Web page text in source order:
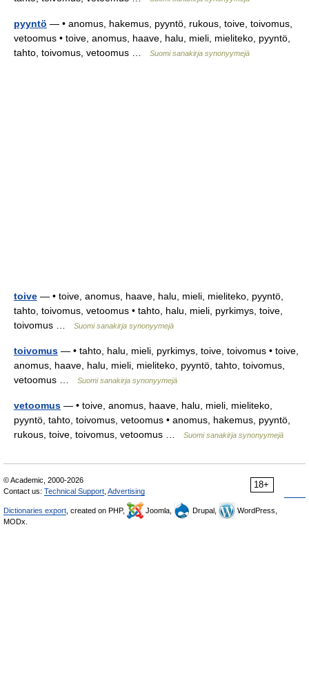
pyyntö — • anomus, hakemus, pyyntö, rukous, toive, toivomus,
vetoomus • toive, anomus, haave, halu, mieli, mieliteko, pyyntö,
tahto, toivomus, vetoomus …
Suomi sanakirja synonyymejä
toive — • toive, anomus, haave, halu, mieli, mieliteko, pyyntö,
tahto, toivomus, vetoomus • tahto, halu, mieli, pyrkimys, toive,
toivomus …
Suomi sanakirja synonyymejä
toivomus — • tahto, halu, mieli, pyrkimys, toive, toivomus • toive,
anomus, haave, halu, mieli, mieliteko, pyyntö, tahto, toivomus,
vetoomus …
Suomi sanakirja synonyymejä
vetoomus — • toive, anomus, haave, halu, mieli, mieliteko,
pyyntö, tahto, toivomus, vetoomus • anomus, hakemus, pyyntö,
rukous, toive, toivomus, vetoomus …
Suomi sanakirja synonyymejä
18+
© Academic, 2000-2026
Contact us: Technical Support Advertising
Dictionaries export , created on PHP, Joomla, Drupal,
WordPress,
MODx.